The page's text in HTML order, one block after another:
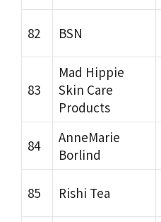
82 BSN
83
Mad Hippie
Skin Care
Products
84
AnneMarie
Borlind
85 Rishi Tea